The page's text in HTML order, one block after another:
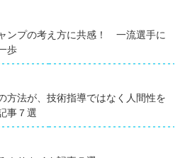
ンプの考え方に共感！ 一流選手に
歩
方法が、技術指導ではなく人間性を
事７選